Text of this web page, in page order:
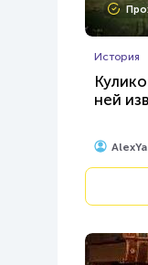
История
ней